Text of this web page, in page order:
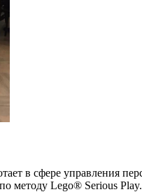
в сфере управления
методу Lego® Serious Play.